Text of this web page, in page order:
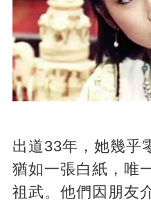
出道33年，她幾乎
猶如一張白紙，唯
祖武。他們因朋友